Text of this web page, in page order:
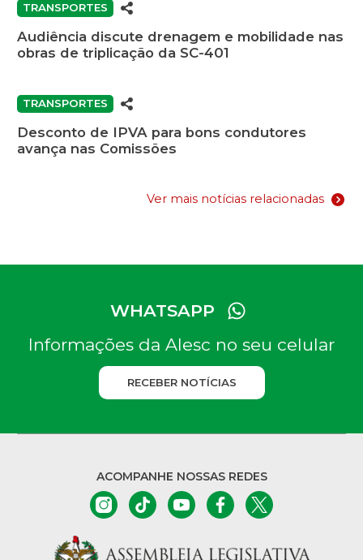
TRANSPORTES
Audiência discute drenagem e mobilidade nas
obras de triplicação da SC-401
TRANSPORTES
Desconto de IPVA para bons condutores
avança nas Comissões
Ver mais notícias relacionadas
WHATSAPP
Informações da Alesc no seu celular
RECEBER NOTÍCIAS
ACOMPANHE NOSSAS REDES